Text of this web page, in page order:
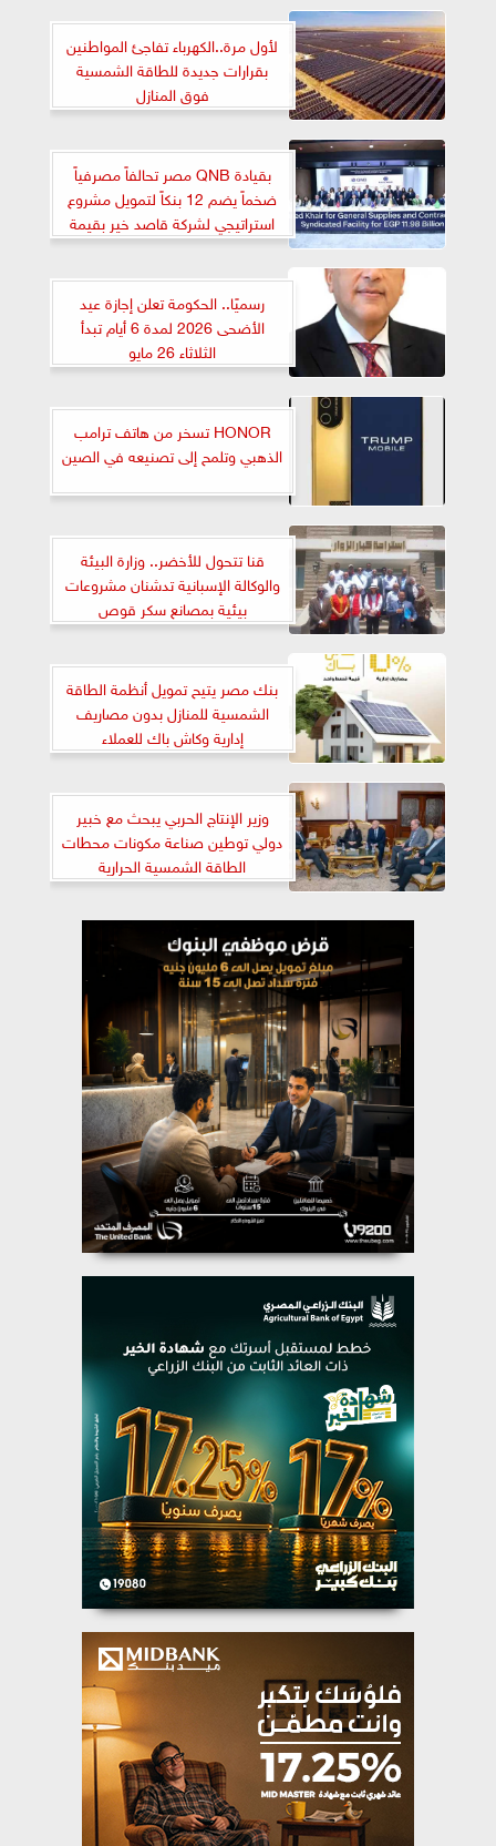
لأول مرة..الكهرباء تفاجئ المواطنين
بقرارات جديدة للطاقة الشمسية
فوق المنازل
بقيادة QNB مصر تحالفاً مصرفياً
ضخماً يضم 12 بنكاً لتمويل مشروع
استراتيجي لشركة قاصد خير بقيمة
11.98 مليار جنيه
رسميًا.. الحكومة تعلن إجازة عيد
الأضحى 2026 لمدة 6 أيام تبدأ
الثلاثاء 26 مايو
HONOR تسخر من هاتف ترامب
الذهبي وتلمح إلى تصنيعه في الصين
قنا تتحول للأخضر.. وزارة البيئة
والوكالة الإسبانية تدشنان مشروعات
بيئية بمصانع سكر قوص
بنك مصر يتيح تمويل أنظمة الطاقة
الشمسية للمنازل بدون مصاريف
إدارية وكاش باك للعملاء
وزير الإنتاج الحربي يبحث مع خبير
دولي توطين صناعة مكونات محطات
الطاقة الشمسية الحرارية